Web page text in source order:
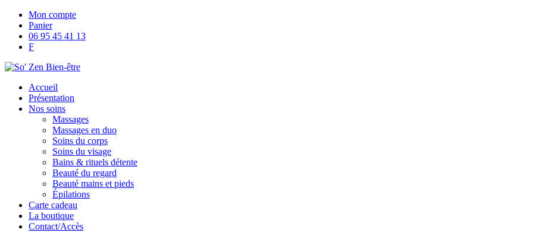
Mon compte
Panier
06 95 45 41 13
F
Accueil
Présentation
Nos soins
Massages
Massages en duo
Soins du corps
Soins du visage
Bains & rituels détente
Beauté du regard
Beauté mains et pieds
Épilations
Carte cadeau
La boutique
Contact/Accès